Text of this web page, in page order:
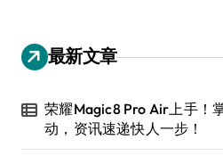
最新文章
荣耀Magic8 Pro Air上手！
动，资讯速递快人一步！